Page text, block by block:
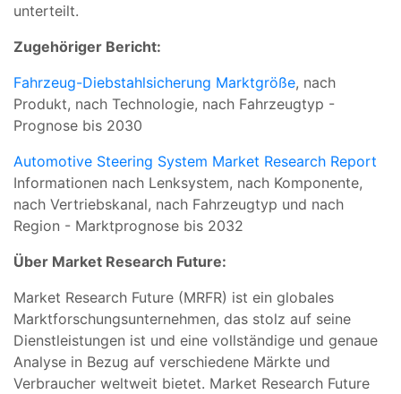
unterteilt.
Zugehöriger Bericht:
Fahrzeug-Diebstahlsicherung Marktgröße, nach
Produkt, nach Technologie, nach Fahrzeugtyp -
Prognose bis 2030
Automotive Steering System Market Research Report
Informationen nach Lenksystem, nach Komponente,
nach Vertriebskanal, nach Fahrzeugtyp und nach
Region - Marktprognose bis 2032
Über Market Research Future:
Market Research Future (MRFR) ist ein globales
Marktforschungsunternehmen, das stolz auf seine
Dienstleistungen ist und eine vollständige und genaue
Analyse in Bezug auf verschiedene Märkte und
Verbraucher weltweit bietet. Market Research Future